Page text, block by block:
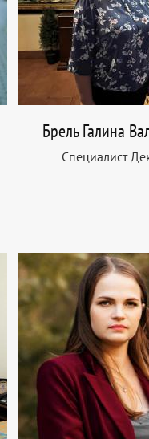
Брель Галина
Специалист